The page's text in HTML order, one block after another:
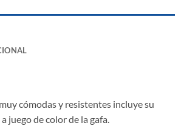
cómodas y resistentes incluye su
juego de color de la gafa.